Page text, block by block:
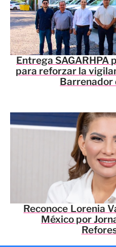
Entrega SAGARHPA
para reforzar la
Barrenador
Reconoce Lorenia
México por